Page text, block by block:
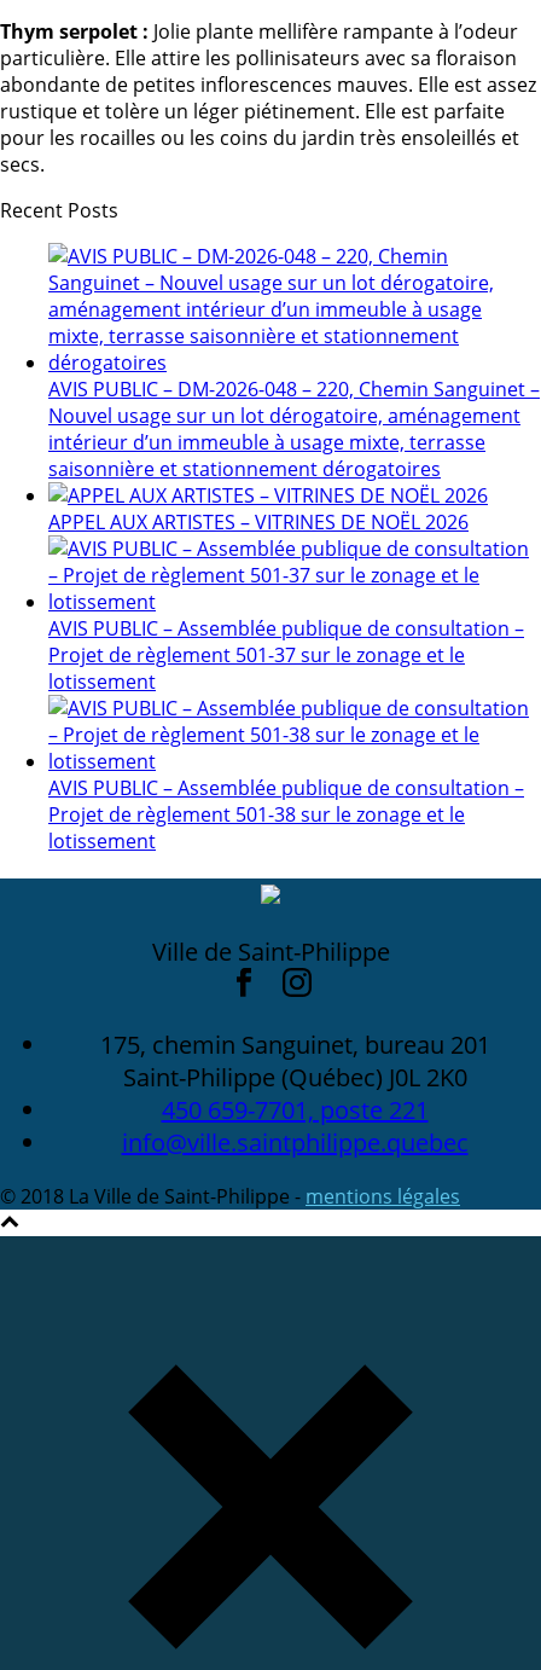
Thym serpolet : Jolie plante mellifère rampante à l’odeur
particulière. Elle attire les pollinisateurs avec sa floraison
abondante de petites inflorescences mauves. Elle est assez
rustique et tolère un léger piétinement. Elle est parfaite
pour les rocailles ou les coins du jardin très ensoleillés et
secs.
Recent Posts
AVIS PUBLIC – DM-2026-048 – 220, Chemin Sanguinet –
Nouvel usage sur un lot dérogatoire, aménagement
intérieur d’un immeuble à usage mixte, terrasse
saisonnière et stationnement dérogatoires
APPEL AUX ARTISTES – VITRINES DE NOËL 2026
AVIS PUBLIC – Assemblée publique de consultation –
Projet de règlement 501-37 sur le zonage et le
lotissement
AVIS PUBLIC – Assemblée publique de consultation –
Projet de règlement 501-38 sur le zonage et le
lotissement
Ville de Saint-Philippe
175, chemin Sanguinet, bureau 201
Saint-Philippe (Québec) J0L 2K0
450 659-7701, poste 221
info@ville.saintphilippe.quebec
© 2018 La Ville de Saint-Philippe - mentions légales